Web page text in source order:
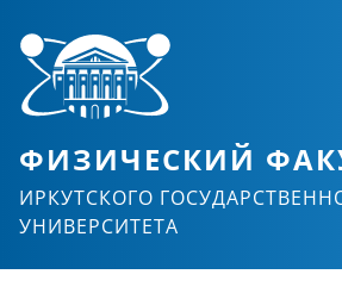
ФИЗИЧЕСКИЙ
ИРКУТСКОГО
УНИВЕРСИТЕТА